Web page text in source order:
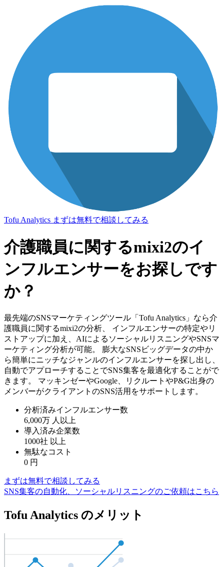
Tofu Analytics まずは無料で相談してみる
介護職員に関するmixi2のイ
ンフルエンサーをお探しです
か？
最先端のSNSマーケティングツール「Tofu Analytics」なら介
護職員に関するmixi2の分析、 インフルエンサーの特定やリ
ストアップに加え、AIによるソーシャルリスニングやSNSマ
ーケティング分析が可能。 膨大なSNSビッグデータの中か
ら簡単にニッチなジャンルのインフルエンサーを探し出し、
自動でアプローチすることでSNS集客を最適化することがで
きます。 マッキンゼーやGoogle、リクルートやP&G出身の
メンバーがクライアントのSNS活用をサポートします。
分析済みインフルエンサー数
6,000万 人以上
導入済み企業数
1000社 以上
無駄なコスト
0 円
まずは無料で相談してみる
SNS集客の自動化、ソーシャルリスニングのご依頼はこちら
Tofu Analytics のメリット